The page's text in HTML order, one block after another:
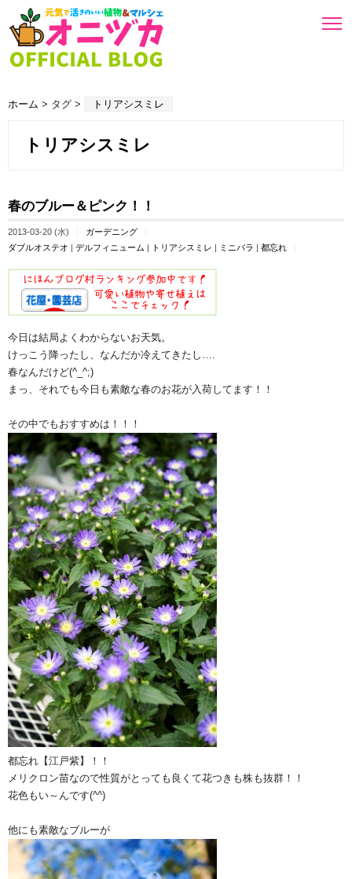
ホーム > タグ > トリアシスミレ
トリアシスミレ
春のブルー＆ピンク！！
2013-03-20 (水)
ガーデニング
ダブルオステオ | デルフィニューム | トリアシスミレ | ミニバラ | 都忘れ
今日は結局よくわからないお天気。
けっこう降ったし、なんだか冷えてきたし….
春なんだけど(^_^;)
まっ、それでも今日も素敵な春のお花が入荷してます！！
その中でもおすすめは！！！
都忘れ【江戸紫】！！
メリクロン苗なので性質がとっても良くて花つきも株も抜群！！
花色もい～んです(^^)
他にも素敵なブルーが